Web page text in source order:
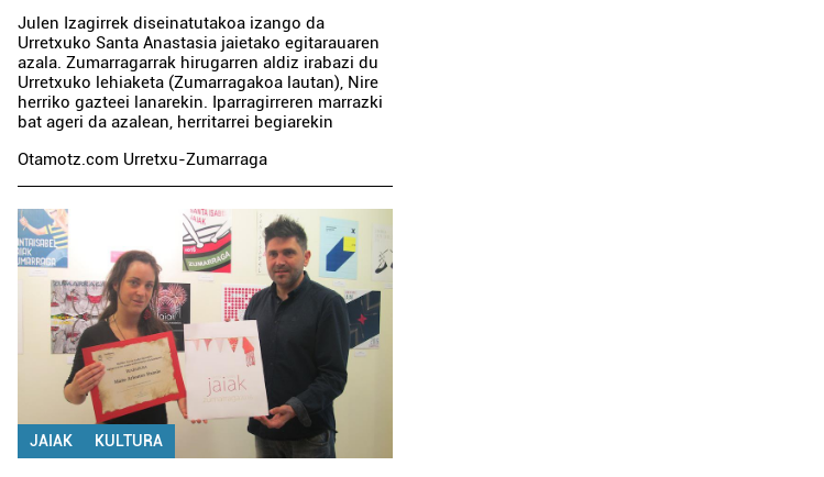
Julen Izagirrek diseinatutakoa izango da
Urretxuko Santa Anastasia jaietako egitarauaren
azala. Zumarragarrak hirugarren aldiz irabazi du
Urretxuko lehiaketa (Zumarragakoa lautan), Nire
herriko gazteei lanarekin. Iparragirreren marrazki
bat ageri da azalean, herritarrei begiarekin
Otamotz.com Urretxu-Zumarraga
JAIAK KULTURA